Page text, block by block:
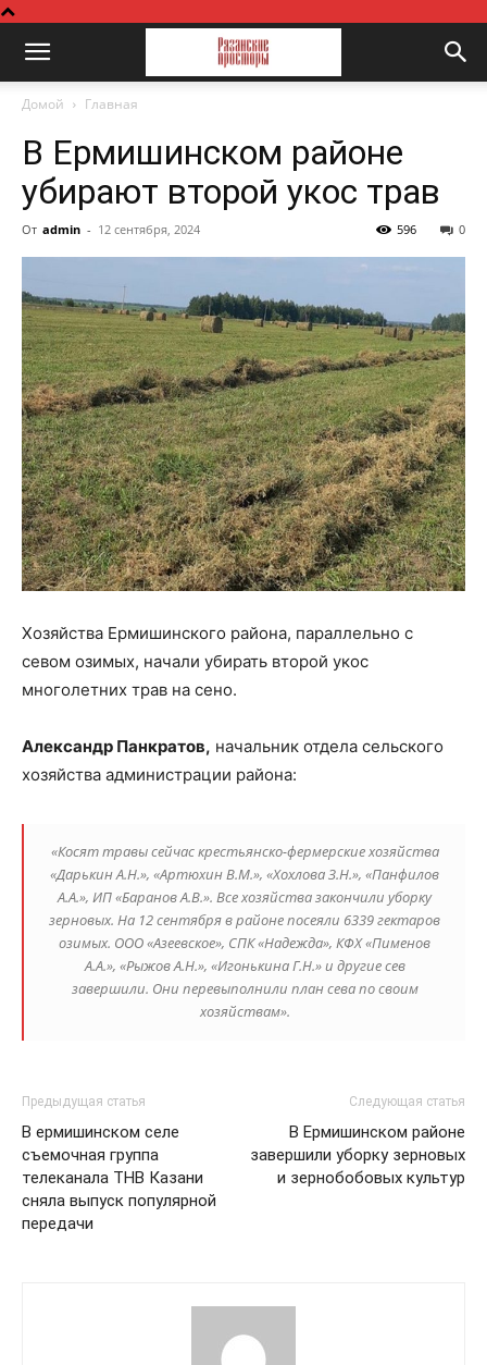
Домой Главная
В Ермишинском районе
убирают второй укос трав
От admin - 12 сентября, 2024 0
596
Хозяйства Ермишинского района, параллельно с
севом озимых, начали убирать второй укос
многолетних трав на сено.
Александр Панкратов, начальник отдела сельского
хозяйства администрации района:
«Косят травы сейчас крестьянско-фермерские хозяйства
«Дарькин А.Н.», «Артюхин В.М.», «Хохлова З.Н.», «Панфилов
А.А.», ИП «Баранов А.В.». Все хозяйства закончили уборку
зерновых. На 12 сентября в районе посеяли 6339 гектаров
озимых. ООО «Азеевское», СПК «Надежда», КФХ «Пименов
А.А.», «Рыжов А.Н.», «Игонькина Г.Н.» и другие сев
завершили. Они перевыполнили план сева по своим
хозяйствам».
Предыдущая статья
В ермишинском селе
съемочная группа
телеканала ТНВ Казани
сняла выпуск популярной
передачи
Следующая статья
В Ермишинском районе
завершили уборку зерновых
и зернобобовых культур